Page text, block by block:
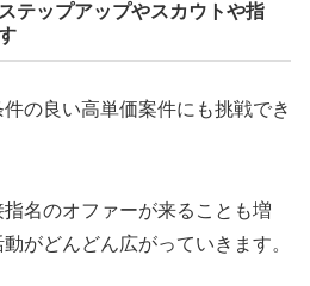
テップアップやスカウトや指
の良い高単価案件にも挑戦でき
名のオファーが来ることも増
がどんどん広がっていきます。